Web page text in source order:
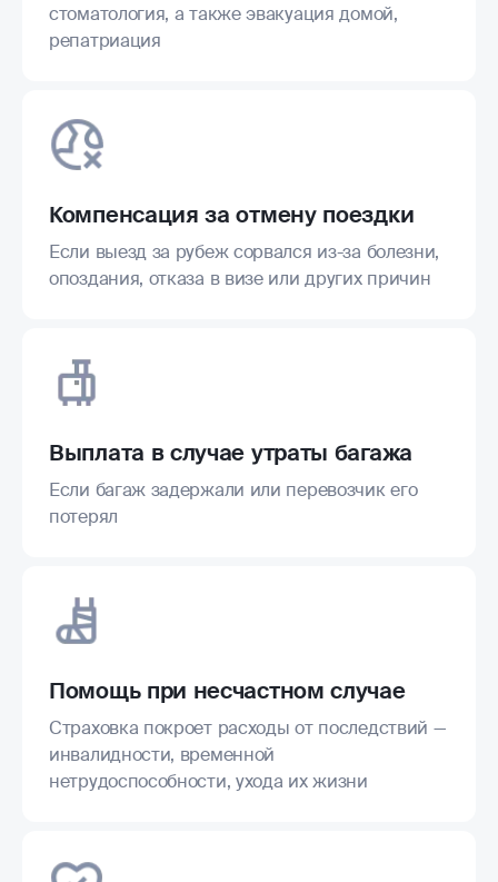
стоматология, а также эвакуация домой,
репатриация
Компенсация за отмену поездки
Если выезд за рубеж сорвался из-за болезни,
опоздания, отказа в визе или других причин
Выплата в случае утраты багажа
Если багаж задержали или перевозчик его
потерял
Помощь при несчастном случае
Страховка покроет расходы от последствий —
инвалидности, временной
нетрудоспособности, ухода их жизни